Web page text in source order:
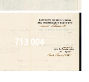
713 004